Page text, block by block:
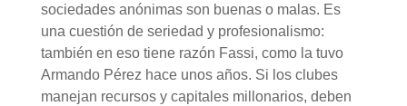
sociedades anónimas son buenas o malas. Es
una cuestión de seriedad y profesionalismo:
también en eso tiene razón Fassi, como la tuvo
Armando Pérez hace unos años. Si los clubes
manejan recursos y capitales millonarios, deben